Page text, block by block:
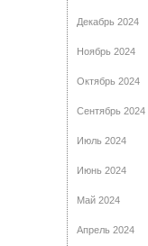
Декабрь 2024
Ноябрь 2024
Октябрь 2024
Сентябрь 2024
Июль 2024
Июнь 2024
Май 2024
Апрель 2024